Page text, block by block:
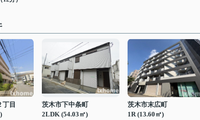
丁目
茨木市下中条町
2LDK (54.03㎡)
茨木市末広町
1R (13.60㎡)